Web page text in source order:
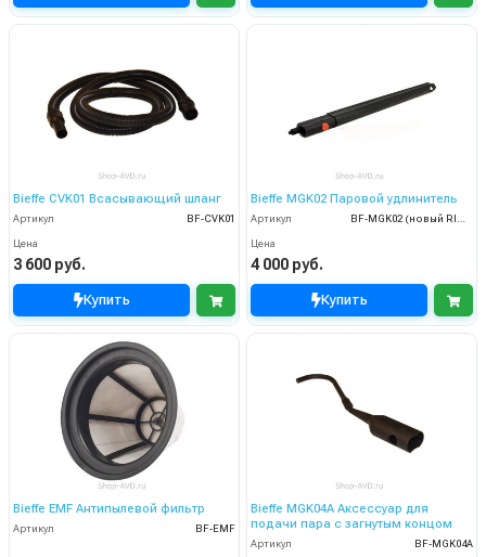
Bieffe CVK01 Всасывающий шланг
Артикул BF-CVK01
Цена
3 600 руб.
Купить
Bieffe MGK02 Паровой удлинитель
Артикул BF-MGK02 (новый RIP0321)
Цена
4 000 руб.
Купить
Bieffe EMF Антипылевой фильтр
Артикул BF-EMF
Bieffe MGK04A Аксессуар для
подачи пара с загнутым концом
Артикул BF-MGK04A